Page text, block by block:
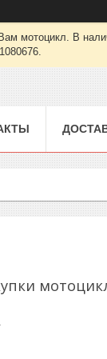
Вам мотоцикл.